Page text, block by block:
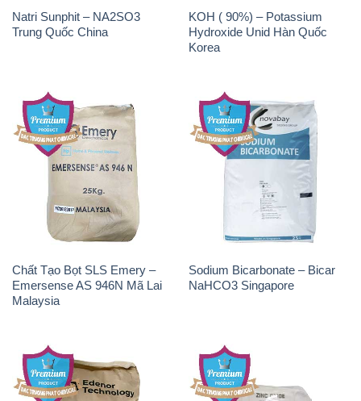
Natri Sunphit – NA2SO3
Trung Quốc China
KOH ( 90%) – Potassium
Hydroxide Unid Hàn Quốc
Korea
Chất Tạo Bọt SLS Emery –
Emersense AS 946N Mã Lai
Malaysia
Sodium Bicarbonate – Bicar
NaHCO3 Singapore